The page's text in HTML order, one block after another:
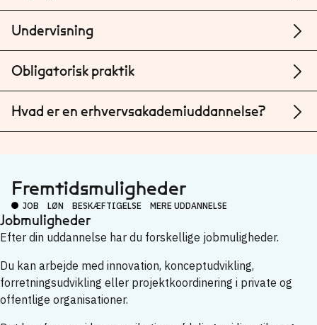
Undervisning
Obligatorisk praktik
Hvad er en erhvervsakademiuddannelse?
Fremtidsmuligheder
JOB LØN BESKÆFTIGELSE MERE UDDANNELSE
Jobmuligheder
Efter din uddannelse har du forskellige jobmuligheder.
Du kan arbejde med innovation, konceptudvikling,
forretningsudvikling eller projektkoordinering i private og
offentlige organisationer.